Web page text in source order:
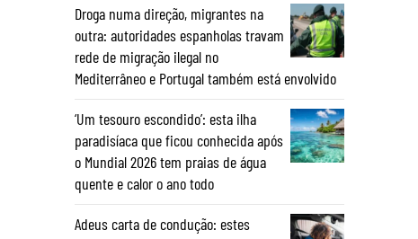
Droga numa direção, migrantes na
outra: autoridades espanholas travam
rede de migração ilegal no
Mediterrâneo e Portugal também está envolvido
‘Um tesouro escondido’: esta ilha
paradisíaca que ficou conhecida após
o Mundial 2026 tem praias de água
quente e calor o ano todo
Adeus carta de condução: estes